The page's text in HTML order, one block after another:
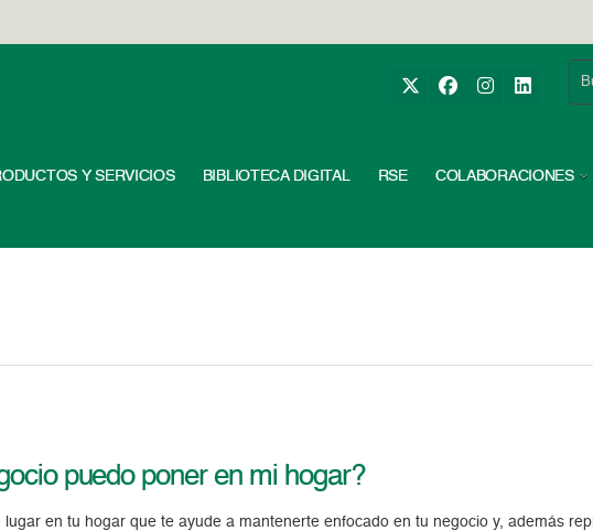
Y SERVICIOS BIBLIOTECA DIGITAL RSE COLABORACIONES
puedo poner en mi hogar?
lugar en tu hogar que te ayude a mantenerte enfocado en tu negocio y, además